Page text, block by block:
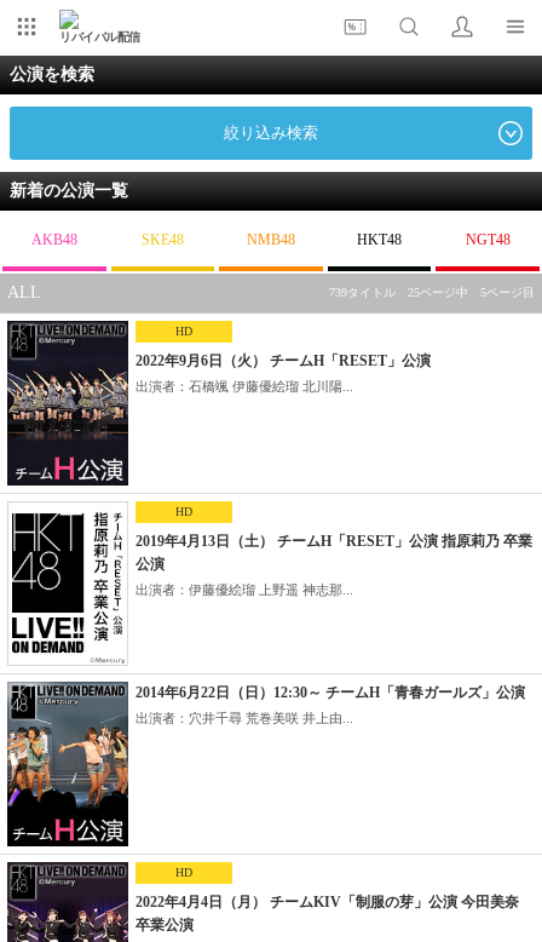
リバイバル配信
公演を検索
絞り込み検索
新着の公演一覧
AKB48 SKE48 NMB48 HKT48 NGT48
ALL 739タイトル 25ページ中 5ページ目
HD
2022年9月6日（火） チームH「RESET」公演
出演者：石橋颯 伊藤優絵瑠 北川陽...
HD
2019年4月13日（土） チームH「RESET」公演 指原莉乃 卒業
公演
出演者：伊藤優絵瑠 上野遥 神志那...
2014年6月22日（日）12:30～ チームH「青春ガールズ」公演
出演者：穴井千尋 荒巻美咲 井上由...
HD
2022年4月4日（月） チームKIV「制服の芽」公演 今田美奈
卒業公演